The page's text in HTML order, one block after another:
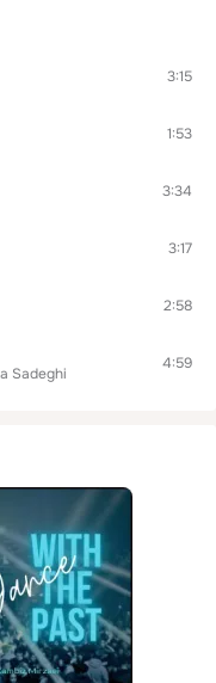
3:15
1:53
3:34
3:17
2:58
Sadeghi
4:59